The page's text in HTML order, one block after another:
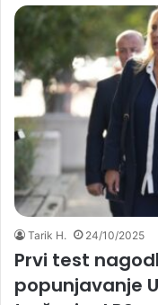
Tarik H. 24/10/2025
Prvi test
popunjavanje